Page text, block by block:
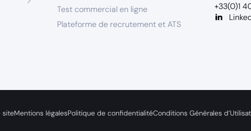
en garantissant la conformité avec les réglementations.
Test commercial en ligne
Plateforme de recrutement et ATS
+33(0)1
siteMentions légalesPolitique de confidentialitéConditions Générales